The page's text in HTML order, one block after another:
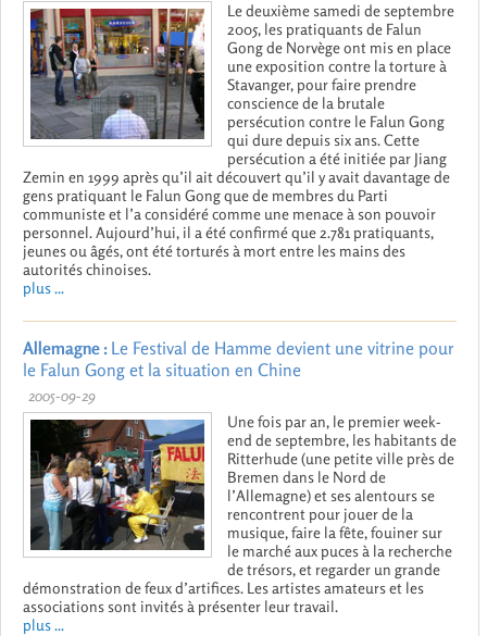
Le deuxième samedi de septembre
2005, les pratiquants de Falun
Gong de Norvège ont mis en place
une exposition contre la torture à
Stavanger, pour faire prendre
conscience de la brutale
persécution contre le Falun Gong
qui dure depuis six ans. Cette
persécution a été initiée par Jiang
Zemin en 1999 après qu’il ait découvert qu’il y avait davantage de
gens pratiquant le Falun Gong que de membres du Parti
communiste et l’a considéré comme une menace à son pouvoir
personnel. Aujourd’hui, il a été confirmé que 2.781 pratiquants,
jeunes ou âgés, ont été torturés à mort entre les mains des
autorités chinoises.
plus ...
Allemagne : Le Festival de Hamme devient une vitrine pour
le Falun Gong et la situation en Chine
2005-09-29
Une fois par an, le premier week-
end de septembre, les habitants de
Ritterhude (une petite ville près de
Bremen dans le Nord de
l’Allemagne) et ses alentours se
rencontrent pour jouer de la
musique, faire la fête, fouiner sur
le marché aux puces à la recherche
de trésors, et regarder un grande
démonstration de feux d’artifices. Les artistes amateurs et les
associations sont invités à présenter leur travail.
plus ...